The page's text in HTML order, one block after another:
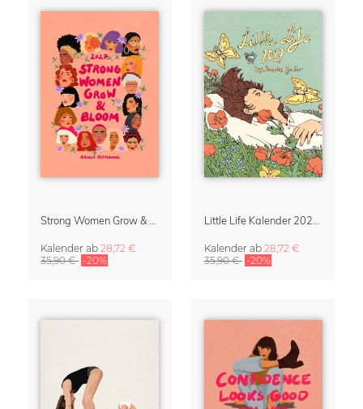
Kalender ab 28,72 €
35,90 € -20%
Kalender ab 28,72 €
35,90 € -20%